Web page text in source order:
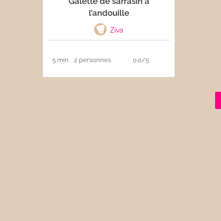
Boissons
l’andouille
Ziva
5 min 2 personnes 0.0/5